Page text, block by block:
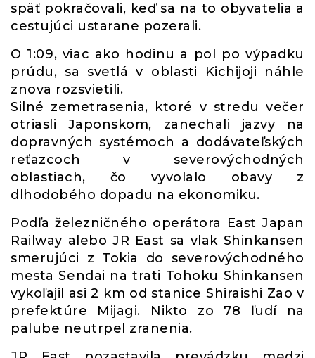
späť pokračovali, keď sa na to obyvatelia a
cestujúci ustarane pozerali.
O 1:09, viac ako hodinu a pol po výpadku
prúdu, sa svetlá v oblasti Kichijoji náhle
znova rozsvietili.
Silné zemetrasenia, ktoré v stredu večer
otriasli Japonskom, zanechali jazvy na
dopravných systémoch a dodávateľských
reťazcoch v severovýchodných
oblastiach, čo vyvolalo obavy z
dlhodobého dopadu na ekonomiku.
Podľa železničného operátora East Japan
Railway alebo JR East sa vlak Shinkansen
smerujúci z Tokia do severovýchodného
mesta Sendai na trati Tohoku Shinkansen
vykoľajil asi 2 km od stanice Shiraishi Zao v
prefektúre Mijagi. Nikto zo 78 ľudí na
palube neutrpel zranenia.